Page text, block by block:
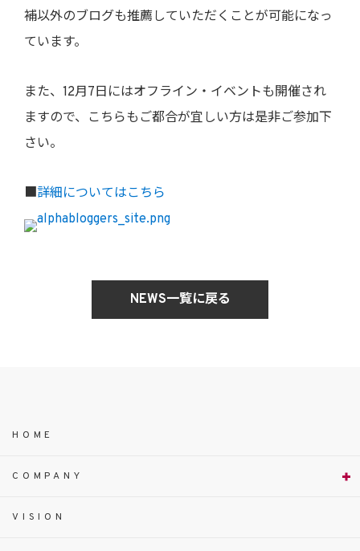
補以外のブログも推薦していただくことが可能になっ
ています。
また、12月7日にはオフライン・イベントも開催され
ますので、こちらもご都合が宜しい方は是非ご参加下
さい。
■詳細についてはこちら
NEWS一覧に戻る
HOME
COMPANY
VISION